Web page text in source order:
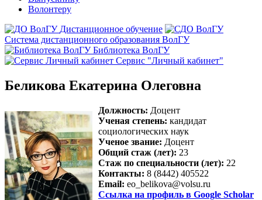
Волонтеру
Дистанционное обучение
Система дистанционного образования ВолГУ
Библиотека ВолГУ
Сервис "Личный кабинет"
Беликова Екатерина Олеговна
Должность: Доцент
Ученая степень: кандидат
социологических наук
Ученое звание: Доцент
Общий стаж (лет): 23
Стаж по специальности (лет): 22
Контакты: 8 (8442) 405522
Email: eo_belikova@volsu.ru
Ссылка на профиль в Google Scholar